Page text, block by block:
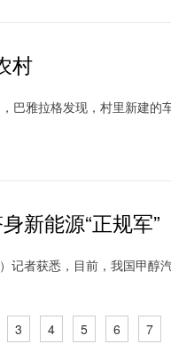
村
巴雅拉格发现，村里新建
新能源“正规军”
记者获悉，目前，我国甲
3 4 5 6 7